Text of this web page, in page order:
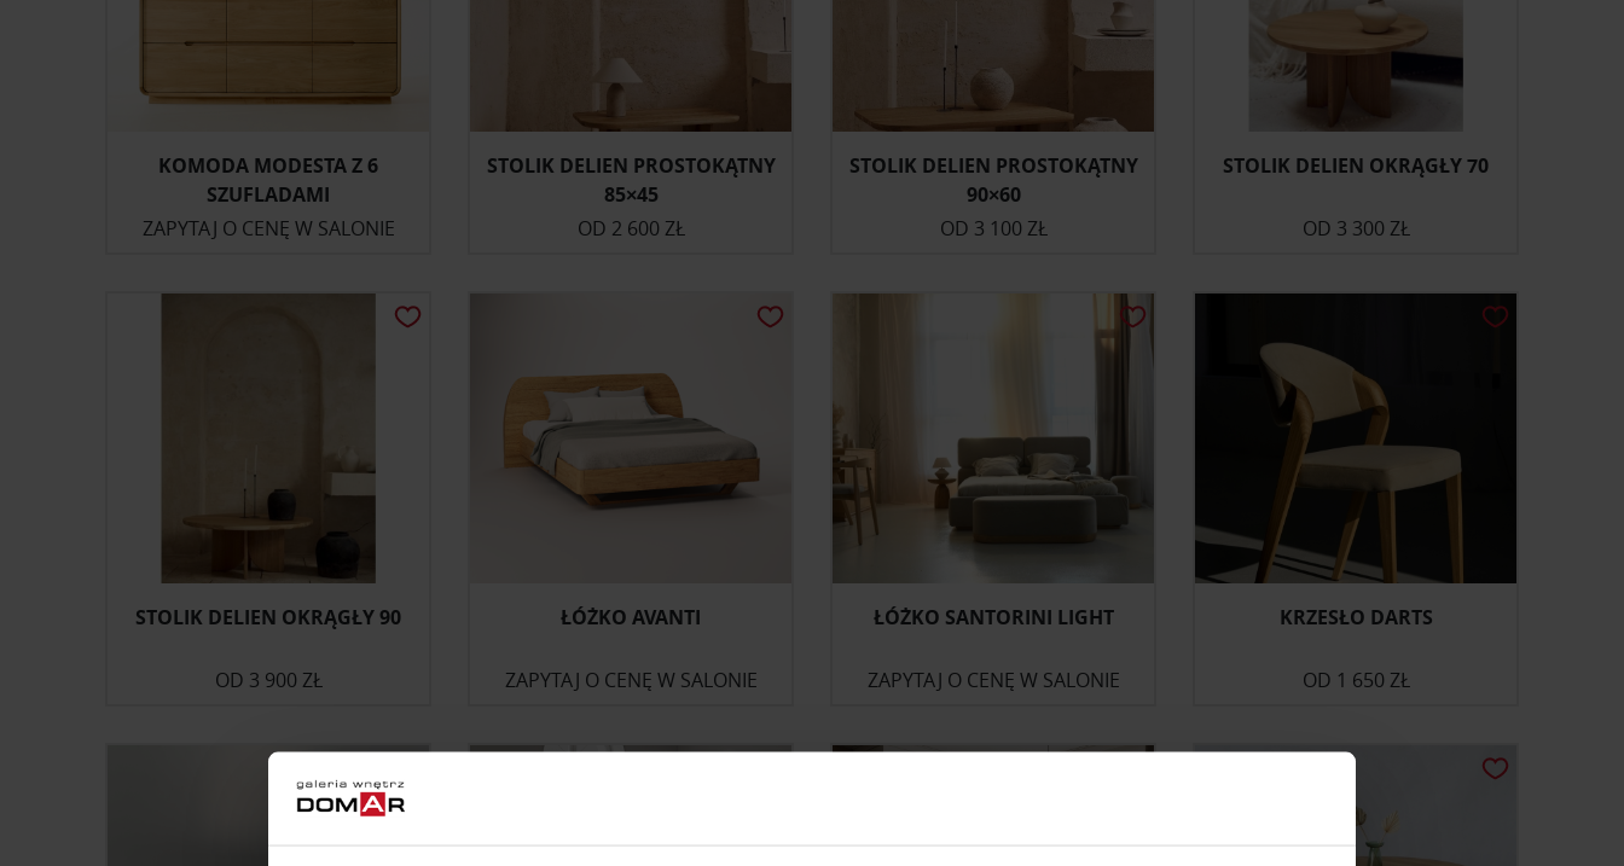
KOMODA MODESTA Z 6
SZUFLADAMI
ZAPYTAJ O CENĘ W SALONIE
STOLIK DELIEN PROSTOKĄTNY
85×45
OD 2 600 ZŁ
STOLIK DELIEN PROSTOKĄTNY
90×60
OD 3 100 ZŁ
STOLIK DELIEN OKRĄGŁY 70
OD 3 300 ZŁ
STOLIK DELIEN OKRĄGŁY 90
OD 3 900 ZŁ
ŁÓŻKO AVANTI
ZAPYTAJ O CENĘ W SALONIE
ŁÓŻKO SANTORINI LIGHT
ZAPYTAJ O CENĘ W SALONIE
KRZESŁO DARTS
OD 1 650 ZŁ